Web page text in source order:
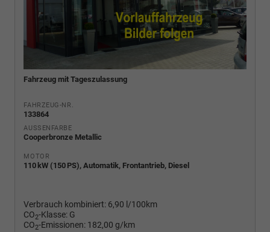
Fahrzeug mit Tageszulassung
FAHRZEUG-NR.
133864
AUSSENFARBE
Cooperbronze Metallic
MOTOR
110 kW (150 PS), Automatik, Frontantrieb, Diesel
Verbrauch kombiniert: 6,90 l/100km
CO2-Klasse: G
CO2-Emissionen: 182,00 g/km